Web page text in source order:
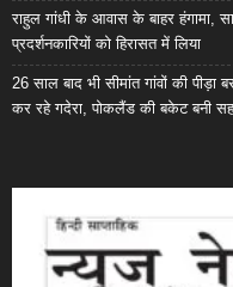
राहुल गांधी के आवास के बाहर हंगामा,
प्रदर्शनकारियों को हिरासत में लिया
26 साल बाद भी सीमांत गांवों की
कर रहे गदेरा, पोकलैंड की बकेट बनी